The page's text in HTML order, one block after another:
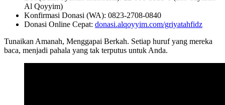
Al Qoyyim)
Konfirmasi Donasi (WA): 0823-2708-0840
Donasi Online Cepat: donasi.alqoyyim.com/griyatahfidz
Tunaikan Amanah, Menggapai Berkah. Setiap huruf yang mereka
baca, menjadi pahala yang tak terputus untuk Anda.